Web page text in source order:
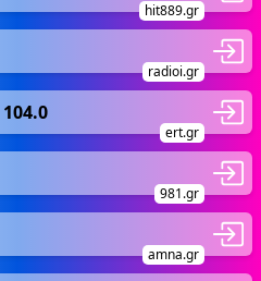
hit889.gr
radioi.gr
ert.gr
981.gr
amna.gr